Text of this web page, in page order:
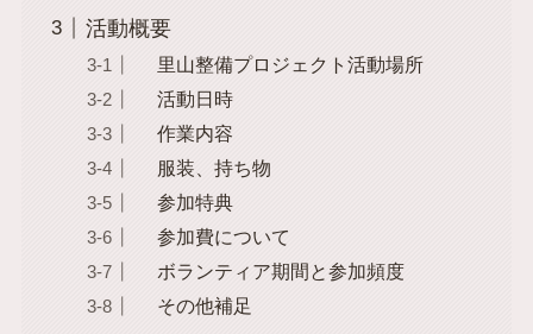
活動概要
里山整備プロジェクト活動場所
活動日時
作業内容
服装、持ち物
参加特典
参加費について
ボランティア期間と参加頻度
その他補足